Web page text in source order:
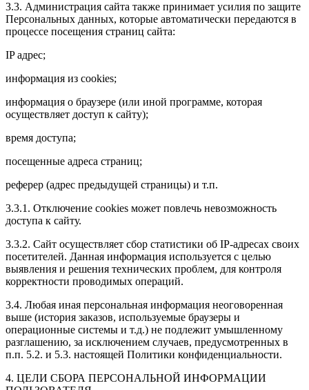
3.3. Администрация сайта также принимает усилия по защите
Персональных данных, которые автоматически передаются в
процессе посещения страниц сайта:
IP адрес;
информация из cookies;
информация о браузере (или иной программе, которая
осуществляет доступ к сайту);
время доступа;
посещенные адреса страниц;
реферер (адрес предыдущей страницы) и т.п.
3.3.1. Отключение cookies может повлечь невозможность
доступа к сайту.
3.3.2. Сайт осуществляет сбор статистики об IP-адресах своих
посетителей. Данная информация используется с целью
выявления и решения технических проблем, для контроля
корректности проводимых операций.
3.4. Любая иная персональная информация неоговоренная
выше (история заказов, используемые браузеры и
операционные системы и т.д.) не подлежит умышленному
разглашению, за исключением случаев, предусмотренных в
п.п. 5.2. и 5.3. настоящей Политики конфиденциальности.
4. ЦЕЛИ СБОРА ПЕРСОНАЛЬНОЙ ИНФОРМАЦИИ